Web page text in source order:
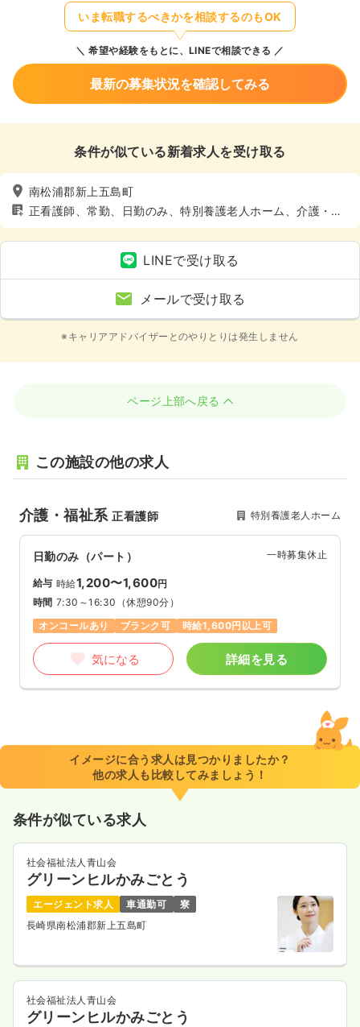
いま転職するべきかを相談するのもOK
希望や経験をもとに、LINEで相談できる
最新の募集状況を確認してみる
条件が似ている新着求人を受け取る
南松浦郡新上五島町
正看護師、常勤、日勤のみ、特別養護老人ホーム、介護・福
祉系、4週8休以上
LINEで受け取る
メールで受け取る
※キャリアアドバイザーとのやりとりは発生しません
ページ上部へ戻る
この施設の他の求人
介護・福祉系正看護師 特別養護老人ホーム
日勤のみ（パート） 一時募集休止
給与 時給1,200〜1,600円
時間 7:30～16:30 （休憩90分）
オンコールあり
ブランク可 時給1,600円以上可
気になる 詳細を見る
イメージに合う求人は見つかりましたか？
他の求人も比較してみましょう！
条件が似ている求人
社会福祉法人青山会
グリーンヒルかみごとう
エージェント求人 車通勤可
寮
長崎県南松浦郡新上五島町
社会福祉法人青山会
グリーンヒルかみごとう